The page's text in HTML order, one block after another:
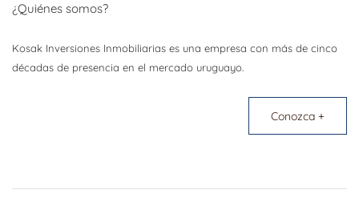
¿Quiénes somos?
Kosak Inversiones Inmobiliarias es una empresa con más de cinco
décadas de presencia en el mercado uruguayo.
Conozca +